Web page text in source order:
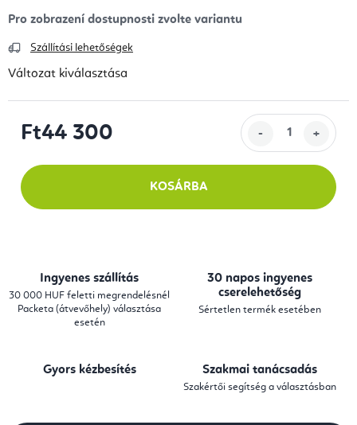
Szállítási lehetőségek
Változat kiválasztása
Ft44 300
KOSÁRBA
Ingyenes szállítás
30 000 HUF feletti megrendelésnél
Packeta (átvevőhely) választása
esetén
30 napos ingyenes
cserelehetőség
Sértetlen termék esetében
Gyors kézbesítés Szakmai tanácsadás
Szakértői segítség a választásban